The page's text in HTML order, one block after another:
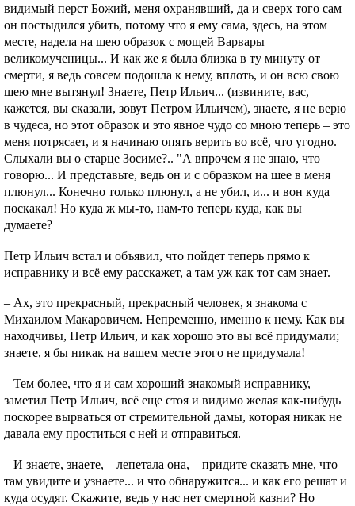
видимый перст Божий, меня охранявший, да и сверх того сам
он постыдился убить, потому что я ему сама, здесь, на этом
месте, надела на шею образок с мощей Варвары
великомученицы... И как же я была близка в ту минуту от
смерти, я ведь совсем подошла к нему, вплоть, и он всю свою
шею мне вытянул! Знаете, Петр Ильич... (извините, вас,
кажется, вы сказали, зовут Петром Ильичем), знаете, я не верю
в чудеса, но этот образок и это явное чудо со мною теперь – это
меня потрясает, и я начинаю опять верить во всё, чтo угодно.
Слыхали вы о старце Зосиме?.. "А впрочем я не знаю, чтo
говорю... И представьте, ведь он и с образком на шее в меня
плюнул... Конечно только плюнул, а не убил, и... и вон куда
поскакал! Но куда ж мы-то, нам-то теперь куда, как вы
думаете?
Петр Ильич встал и объявил, что пойдет теперь прямо к
исправнику и всё ему расскажет, а там уж как тот сам знает.
– Ах, это прекрасный, прекрасный человек, я знакома с
Михаилом Макаровичем. Непременно, именно к нему. Как вы
находчивы, Петр Ильич, и как хорошо это вы всё придумали;
знаете, я бы никак на вашем месте этого не придумала!
– Тем более, что я и сам хороший знакомый исправнику, –
заметил Петр Ильич, всё еще стоя и видимо желая как-нибудь
поскорее вырваться от стремительной дамы, которая никак не
давала ему проститься с ней и отправиться.
– И знаете, знаете, – лепетала она, – придите сказать мне, что
там увидите и узнаете... и что обнаружится... и как его решат и
куда осудят. Скажите, ведь у нас нет смертной казни? Но